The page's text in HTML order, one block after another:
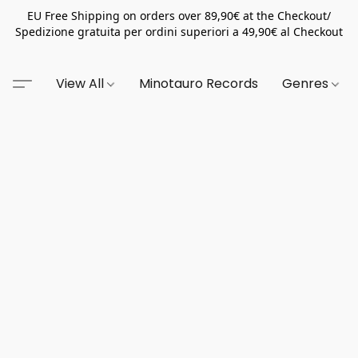
EU Free Shipping on orders over 89,90€ at the Checkout/
Spedizione gratuita per ordini superiori a 49,90€ al Checkout
View All Minotauro Records Genres